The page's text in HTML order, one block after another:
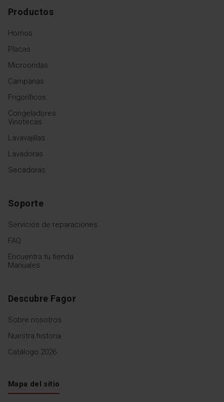
Productos
Hornos
Placas
Microondas
Campanas
Frigoríficos
Congeladores
Vinotecas
Lavavajillas
Lavadoras
Secadoras
Soporte
Servicios de reparaciones
FAQ
Encuentra tu tienda
Manuales
Descubre Fagor
Sobre nosotros
Nuestra historia
Catálogo 2026
Mapa del sitio